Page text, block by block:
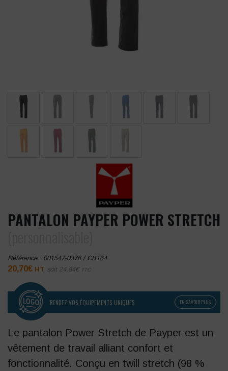
PANTALON PAYPER POWER STRETCH
Référence : 001547-0376 / CB164
20,70€ HT soit 24,84€ TTC
RENDEZ VOS ÉQUIPEMENTS UNIQUES EN SAVOIR PLUS
Le pantalon Power Stretch de Payper est un
vêtement de travail alliant confort et
fonctionnalité. Conçu en twill stretch (98 %